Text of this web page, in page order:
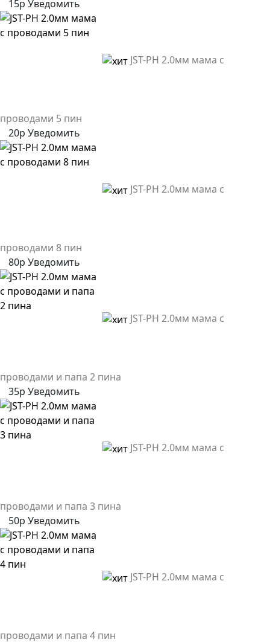
15р Уведомить
JST-PH 2.0мм мама с
проводами 5 пин
20р Уведомить
JST-PH 2.0мм мама с
проводами 8 пин
80р Уведомить
JST-PH 2.0мм мама с
проводами и папа 2 пина
35р Уведомить
JST-PH 2.0мм мама с
проводами и папа 3 пина
50р Уведомить
JST-PH 2.0мм мама с
проводами и папа 4 пин